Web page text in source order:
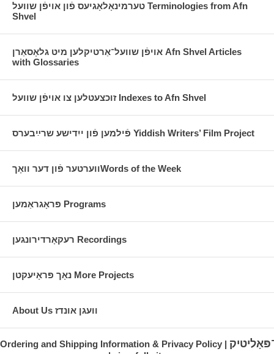
טערמינאָלאָגיעס פֿון אויפֿן שוועל Terminologies from Afn
Shvel
אויפֿן שוועל־אַרטיקלען מיט גלאָסאַרן Afn Shvel Articles
with Glossaries
זוכצעטלען צו אויפֿן שוועל Indexes to Afn Shvel
פֿילמען פֿון ייִדישע שרײַבערס Yiddish Writers’ Film Project
ווערטער פֿון דער וואָךWords of the Week
פּראָגראַמען Programs
רעקאָרדירונגען Recordings
נאָך פּראָיעקטן More Projects
About Us וועגן אונדז
Ordering and Shipping Information & Privacy Policy |